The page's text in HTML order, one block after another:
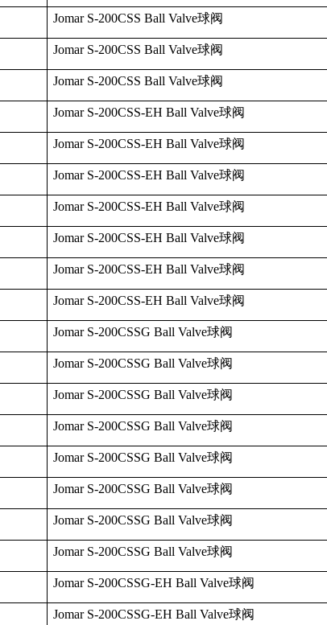
Jomar S-200CSS Ball Valve球阀
Jomar S-200CSS Ball Valve球阀
Jomar S-200CSS Ball Valve球阀
Jomar S-200CSS-EH Ball Valve球阀
Jomar S-200CSS-EH Ball Valve球阀
Jomar S-200CSS-EH Ball Valve球阀
Jomar S-200CSS-EH Ball Valve球阀
Jomar S-200CSS-EH Ball Valve球阀
Jomar S-200CSS-EH Ball Valve球阀
Jomar S-200CSS-EH Ball Valve球阀
Jomar S-200CSSG Ball Valve球阀
Jomar S-200CSSG Ball Valve球阀
Jomar S-200CSSG Ball Valve球阀
Jomar S-200CSSG Ball Valve球阀
Jomar S-200CSSG Ball Valve球阀
Jomar S-200CSSG Ball Valve球阀
Jomar S-200CSSG Ball Valve球阀
Jomar S-200CSSG Ball Valve球阀
Jomar S-200CSSG-EH Ball Valve球阀
Jomar S-200CSSG-EH Ball Valve球阀